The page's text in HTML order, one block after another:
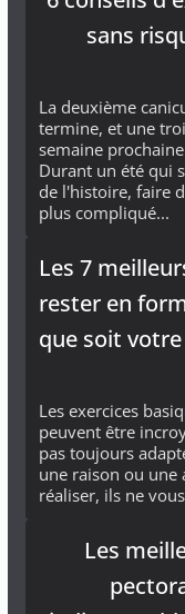
sans
La deuxième
termine, et une
semaine
Durant un été qui
de l'histoire, faire
plus compliqué...
Les 7
rester en
que soit votre
Les exercices
peuvent être
pas toujours
une raison ou une
réaliser, ils ne
Les